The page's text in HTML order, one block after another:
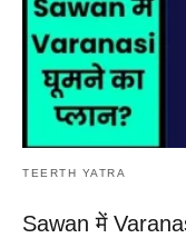
TEERTH YATRA
Sawan में